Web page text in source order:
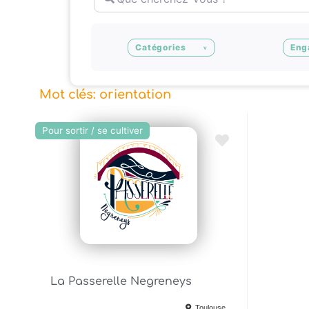
Catégories
Mot clés: orientation
Pour sortir / se cultiver
La Passerelle Negreneys